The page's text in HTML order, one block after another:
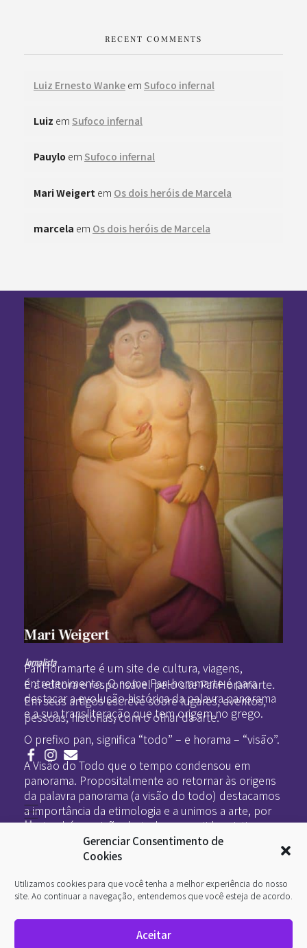
Gerenciar Consentimento de
Cookies
Utilizamos cookies para que você tenha a melhor experiência do nosso
site. Ao continuar a navegação, entendemos que você esteja de acordo.
Aceitar
RECENT COMMENTS
Luiz Ernesto Wanke em Sufoco infernal
Luiz em Sufoco infernal
Pauylo em Sufoco infernal
Mari Weigert em Os dois heróis de Marcela
marcela em Os dois heróis de Marcela
PanHoramarte é um site de cultura, viagens,
entretenimento. O nome Pan-horamarte é para
destacar a evolução histórica da palavra panorama
e a sua transliteração que tem origem no grego.
O prefixo pan, significa “todo” – e horama – “visão”.
A Visão do Todo que o tempo condensou em
panorama. Propositalmente ao retornar às origens
da palavra panorama (a visão do todo) destacamos
a importância da etimologia e a unimos a arte, por
ser também a visão do todo no sentido criativo.
Mari Weigert
Jornalista
É a editora e responsável pelo site PanHoramarte.
Em seus artigos escreve sobre lugares, eventos,
pessoas, histórias, com o olhar da arte.
Home
Arte
O que é arte
InternetArt
Quem somos